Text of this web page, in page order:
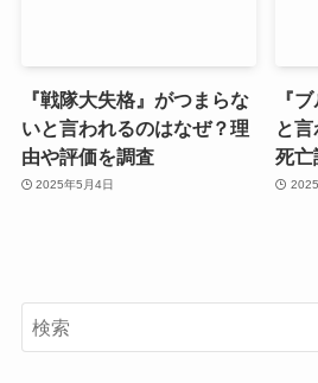
『戦隊大失格』がつまらな
いと言われるのはなぜ？理
由や評価を調査
2025年5月4日
『
と
死亡